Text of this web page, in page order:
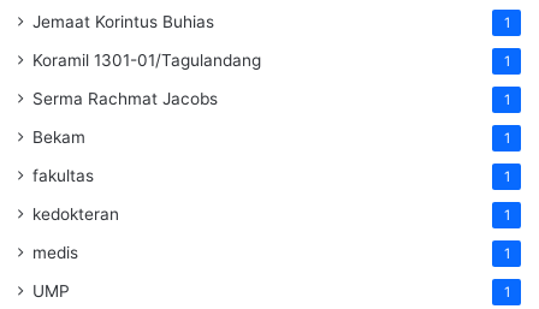
Jemaat Korintus Buhias 1
Koramil 1301-01/Tagulandang 1
Serma Rachmat Jacobs 1
Bekam 1
fakultas 1
kedokteran 1
medis 1
UMP 1